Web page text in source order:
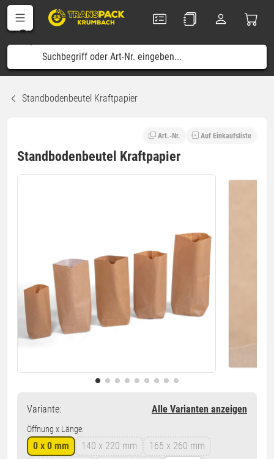
Standbodenbeutel Kraftpapier
Art.-Nr. Auf Einkaufsliste
Standbodenbeutel Kraftpapier
Variante: Alle Varianten anzeigen
Öffnung x Länge:
0 x 0 mm 140 x 220 mm
165 x 260 mm